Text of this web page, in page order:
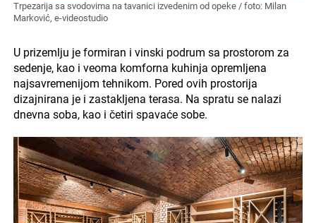
Trpezarija sa svodovima na tavanici izvedenim od opeke / foto: Milan
Marković, e-videostudio
U prizemlju je formiran i vinski podrum sa prostorom za
sedenje, kao i veoma komforna kuhinja opremljena
najsavremenijom tehnikom. Pored ovih prostorija
dizajnirana je i zastakljena terasa. Na spratu se nalazi
dnevna soba, kao i četiri spavaće sobe.